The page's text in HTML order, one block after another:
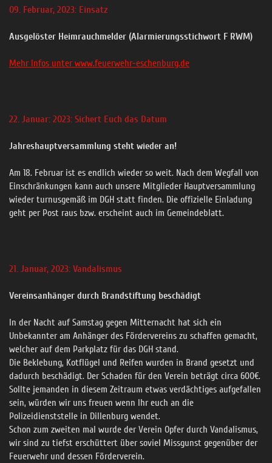
09. Februar, 2023: Einsatz
Ausgelöster Heimrauchmelder (Alarmierungsstichwort F RWM)
Mehr Infos unter www.feuerwehr-eschenburg.de
22. Januar: 2023: Sichert Euch das Datum
Jahreshauptversammlung steht wieder an!
Am 18. Februar ist es endlich wieder so weit. Nach dem Wegfall von
Einschränkungen kann auch unsere Mitglieder Hauptversammlung
wieder turnusgemäß im DGH statt finden. Die offizielle Einladung
geht per Post raus bzw. erscheint auch im Gemeindeblatt.
21. Januar, 2023: Vandalismus
Vereinsanhänger durch Brandstiftung beschädigt
In der Nacht auf Samstag gegen Mitternacht hat sich ein
Unbekannter am Anhänger des Fördervereins zu schaffen gemacht,
welcher auf dem Parkplatz für das DGH stand.
Die Beklebung, Kotflügel und Reifen wurden in Brand gesetzt und
dadurch beschädigt. Der Schaden für den Verein beträgt circa 600€.
Sollte jemanden in diesem Zeitraum etwas verdächtiges aufgefallen
sein, würden wir uns freuen wenn Ihr euch an die
Polizeidienststelle in Dillenburg wendet.
Schon zum zweiten mal wurde der Verein Opfer durch Vandalismus,
wir sind zu tiefst erschüttert über soviel Missgunst gegenüber der
Feuerwehr und dessen Förderverein.